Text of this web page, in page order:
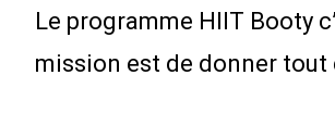
Le programme HIIT Booty
mission est de donner tout